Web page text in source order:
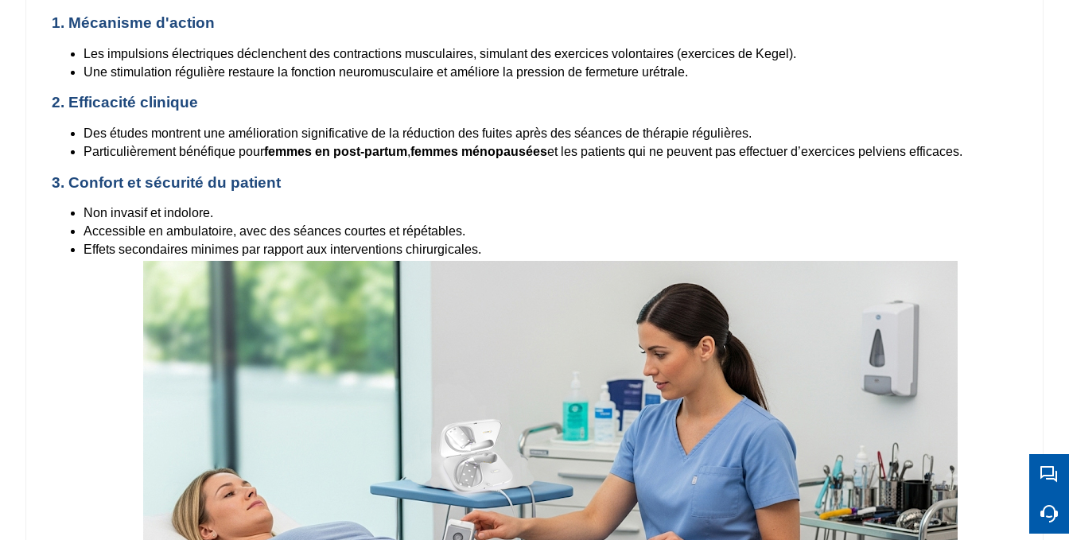
1. Mécanisme d'action
Les impulsions électriques déclenchent des contractions musculaires, simulant des exercices volontaires (exercices de Kegel).
Une stimulation régulière restaure la fonction neuromusculaire et améliore la pression de fermeture urétrale.
2. Efficacité clinique
Des études montrent une amélioration significative de la réduction des fuites après des séances de thérapie régulières.
Particulièrement bénéfique pourfemmes en post-partum,femmes ménopauséeset les patients qui ne peuvent pas effectuer d’exercices pelviens efficaces.
3. Confort et sécurité du patient
Non invasif et indolore.
Accessible en ambulatoire, avec des séances courtes et répétables.
Effets secondaires minimes par rapport aux interventions chirurgicales.